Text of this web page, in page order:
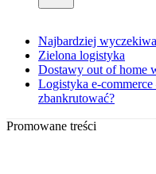
Najbardziej
Zielona logistyka
Dostawy out of home
Logistyka e-
zbankrutować?
Promowane treści